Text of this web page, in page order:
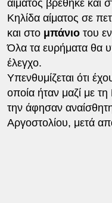
αίματος βρέθηκε και
Κηλίδα αίματος σε
και στομπάνιοτου
Όλα τα ευρήματα θα
έλεγχο.
Υπενθυμίζεται ότι
οποία ήταν μαζί με
την άφησαν
Αργοστολίου, μετά